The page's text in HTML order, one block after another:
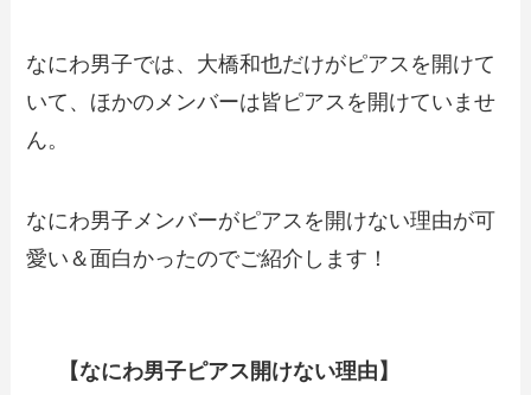
なにわ男子では、大橋和也だけがピアスを開けて
いて、ほかのメンバーは皆ピアスを開けていませ
ん。
なにわ男子メンバーがピアスを開けない理由が可
愛い＆面白かったのでご紹介します！
【なにわ男子ピアス開けない理由】